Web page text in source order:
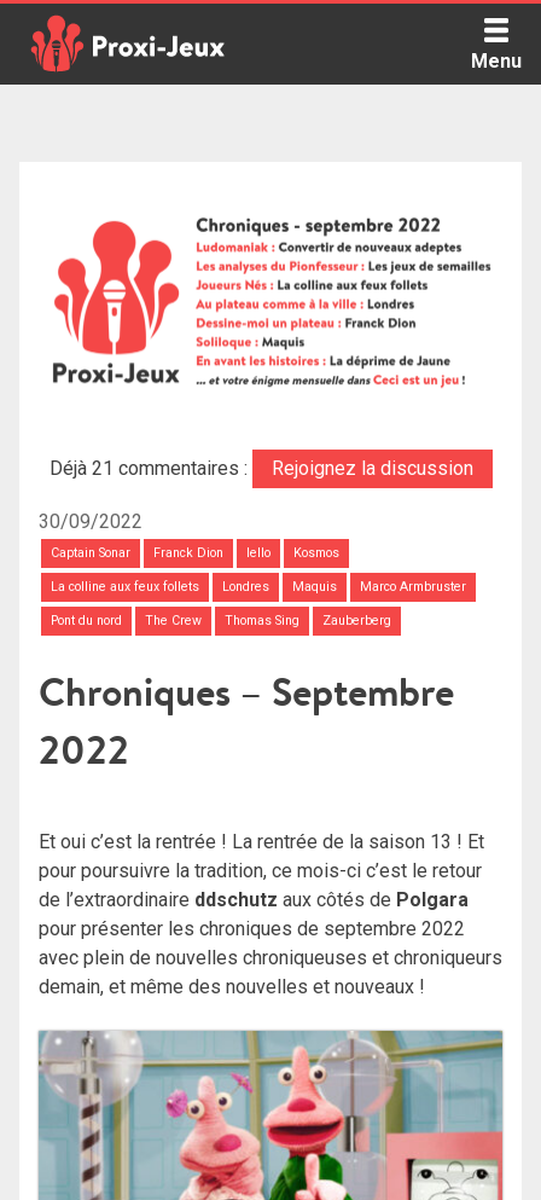
content
Menu
Déjà 21 commentaires : Rejoignez la discussion
30/09/2022
Captain Sonar Franck Dion Iello Kosmos
La colline aux feux follets Londres Maquis Marco Armbruster
Pont du nord The Crew Thomas Sing Zauberberg
Chroniques – Septembre
2022
Et oui c’est la rentrée ! La rentrée de la saison 13 ! Et
pour poursuivre la tradition, ce mois-ci c’est le retour
de l’extraordinaire ddschutz aux côtés de Polgara
pour présenter les chroniques de septembre 2022
avec plein de nouvelles chroniqueuses et chroniqueurs
demain, et même des nouvelles et nouveaux !